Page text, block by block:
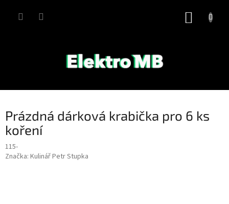
Prázdná dárková krabička pro 6 ks
koření
115-
Značka: Kulinář Petr Stupka